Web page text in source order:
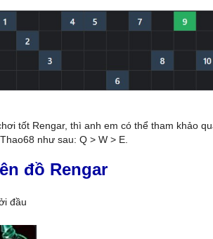
tốt Rengar, thì anh em có thể tham khảo
như sau: Q > W > E.
đồ Rengar
đầu